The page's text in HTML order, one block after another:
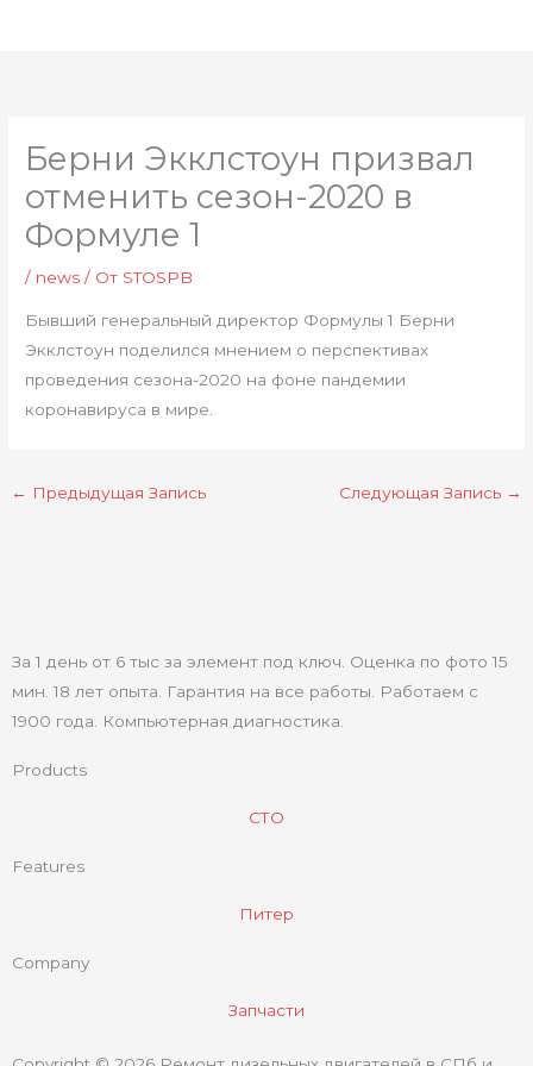
Берни Экклстоун призвал
отменить сезон-2020 в
Формуле 1
/ news / От STOSPB
Бывший генеральный директор Формулы 1 Берни
Экклстоун поделился мнением о перспективах
проведения сезона-2020 на фоне пандемии
коронавируса в мире.
← Предыдущая Запись Следующая Запись →
За 1 день от 6 тыс за элемент под ключ. Оценка по фото 15
мин. 18 лет опыта. Гарантия на все работы. Работаем с
1900 года. Компьютерная диагностика.
Products
СТО
Features
Питер
Company
Запчасти